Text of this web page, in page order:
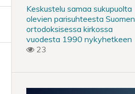
Keskustelu samaa sukupuolta
olevien parisuhteesta Suomen
ortodoksisessa kirkossa
vuodesta 1990 nykyhetkeen
23